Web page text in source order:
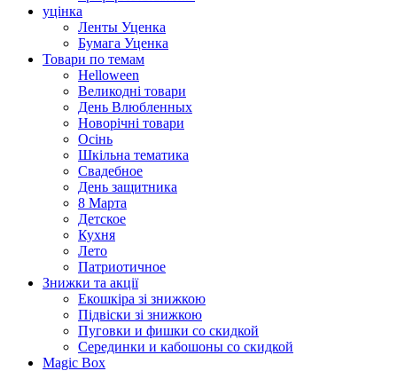
уцінка
Ленты Уценка
Бумага Уценка
Товари по темам
Helloween
Великодні товари
День Влюбленных
Новорічні товари
Осінь
Шкільна тематика
Свадебное
День защитника
8 Марта
Детское
Кухня
Лето
Патриотичное
Знижки та акції
Екошкіра зі знижкою
Підвіски зі знижкою
Пуговки и фишки со скидкой
Серединки и кабошоны со скидкой
Magic Box